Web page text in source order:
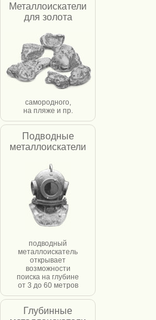
Металлоискатели
для золота
самородного,
на пляже и пр.
Подводные
металлоискатели
подводный
металлоискатель
открывает
возможности
поиска на глубине
от 3 до 60 метров
Глубинные